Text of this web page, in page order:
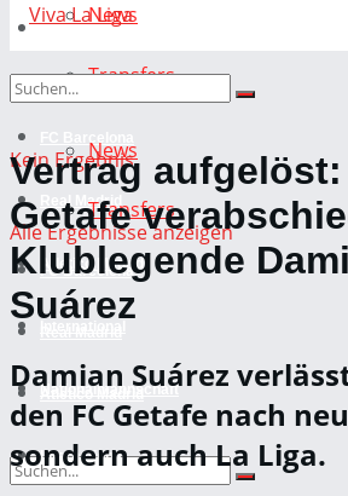
News
Transfers
Real Madrid
Atletico Madrid
Nationalmannschaft
La Liga
News
Transfers
FC Barcelona
International
Kein Ergebnis
Alle Ergebnisse anzeigen
Vertrag aufgelöst:
Getafe
Klublegende
Suárez
Damian Suárez
den FC Getafe nach
sondern auch La Liga.